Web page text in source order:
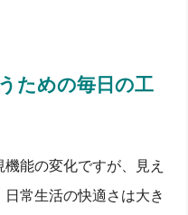
ための毎日の工
能の変化ですが、見え
常生活の快適さは大き